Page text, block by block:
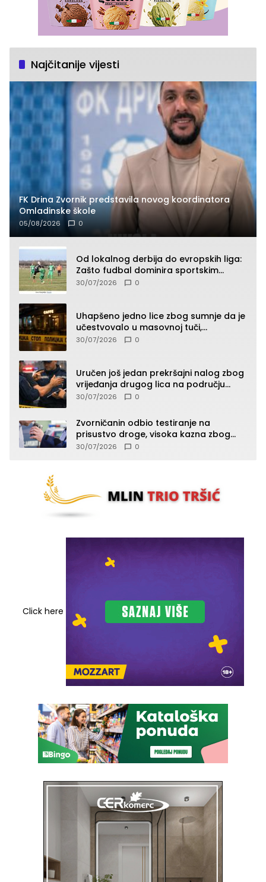
Najčitanije vijesti
FK Drina Zvornik predstavila novog koordinatora
Omladinske škole
05/08/2026 0
Od lokalnog derbija do evropskih liga:
Zašto fudbal dominira sportskim
klađenjem
30/07/2026 0
Uhapšeno jedno lice zbog sumnje da je
učestvovalo u masovnoj tuči,
maloljetnik zadobio povrede
30/07/2026 0
Uručen još jedan prekršajni nalog zbog
vrijeđanja drugog lica na području
Zvornika
30/07/2026 0
Zvorničanin odbio testiranje na
prisustvo droge, visoka kazna zbog
kršenja Zakona o osnovama
30/07/2026 0
Click here